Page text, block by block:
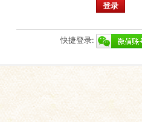
登录
快捷登录: